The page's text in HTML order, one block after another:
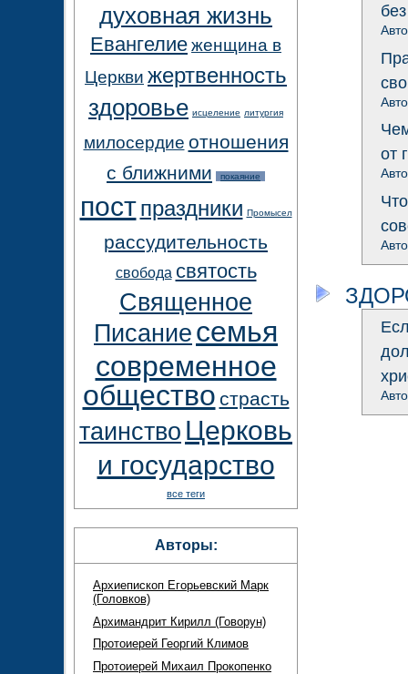
от
духовная жизнь
Евангелиеженщина в
Церкви жертвенность
здоровье исцеление литургия
милосердие отношения
с ближними
покаяние
пост праздники Промысел
рассудительность
свобода святость
Священное
Писаниесемья
современное
общество страсть
таинство Церковь
и государство
все теги
Авторы:
Архиепископ Егорьевский Марк
(Головков)
Архимандрит Кирилл (Говорун)
Протоиерей Георгий Климов
Протоиерей Михаил Прокопенко